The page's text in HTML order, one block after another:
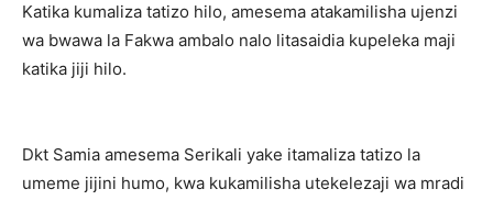
Katika kumaliza tatizo hilo, amesema atakamilisha ujenzi
wa bwawa la Fakwa ambalo nalo litasaidia kupeleka maji
katika jiji hilo.
Dkt Samia amesema Serikali yake itamaliza tatizo la
umeme jijini humo, kwa kukamilisha utekelezaji wa mradi